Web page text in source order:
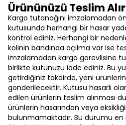
Ürününüzü Teslim
Kargo tutanağını imzalamadan
kutusunda herhangi bir hasar
kontrol ediniz. Herhangi bir
kolinin bandında açılma var ise
imzalamadan kargo görevlisine
birlikte kutunuzu iade ediniz. Bu
getirdiğiniz takdirde, yeni
gönderilecektir. Kutusu hasarlı
edilen ürünlerin teslim alınması
ürünlerin hasarından veya
bulunmamaktadır. Bu durumu en